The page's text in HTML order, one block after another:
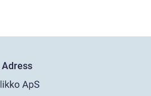
Adress